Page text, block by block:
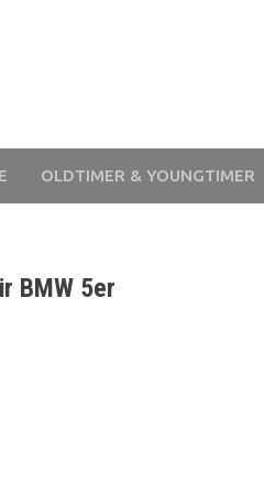
OLDTIMER & YOUNGTIMER
BMW 5er